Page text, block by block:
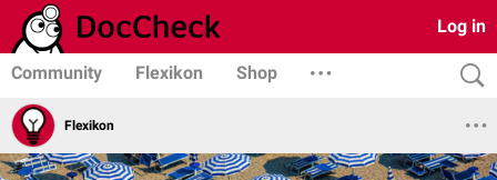
Log in
Community Flexikon Shop
Flexikon